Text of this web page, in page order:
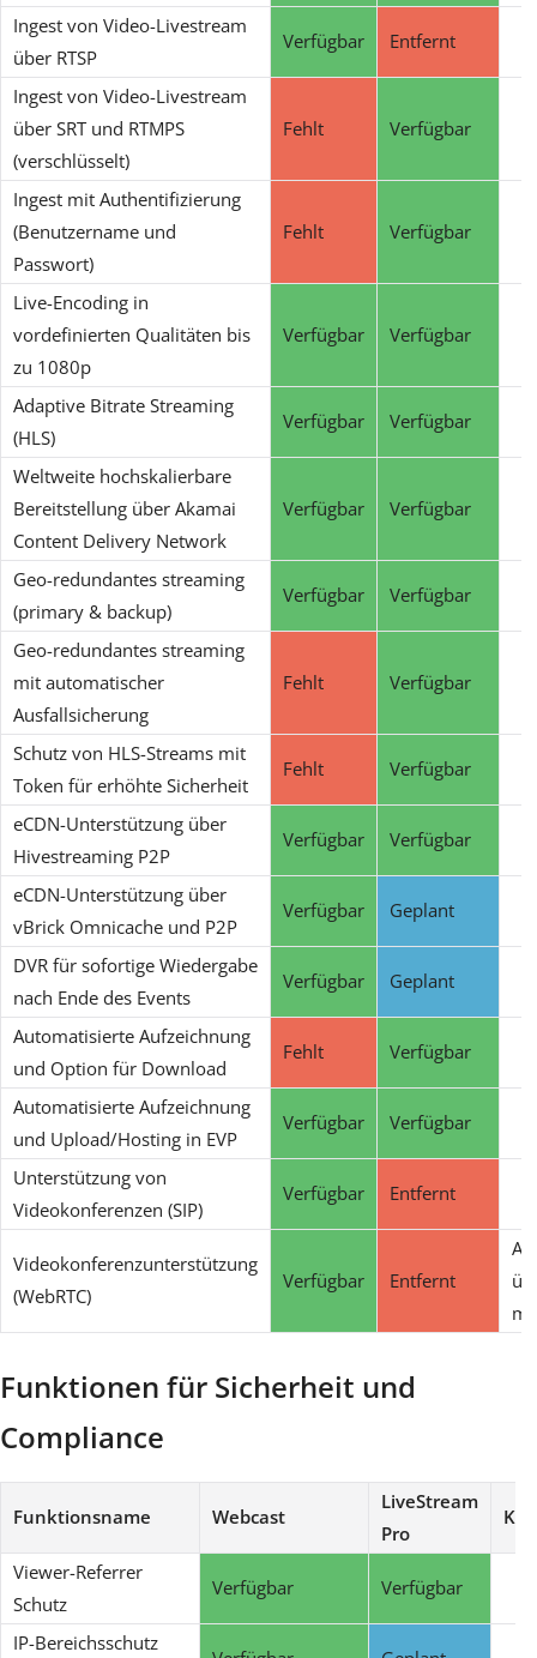
Ingest von Video-Livestream
über RTSP
Verfügbar Entfernt
Ingest von Video-Livestream
über SRT und RTMPS
(verschlüsselt)
Fehlt Verfügbar
Ingest mit Authentifizierung
(Benutzername und
Passwort)
Fehlt Verfügbar
Live-Encoding in
vordefinierten Qualitäten bis
zu 1080p
Verfügbar Verfügbar
Adaptive Bitrate Streaming
(HLS)
Verfügbar Verfügbar
Weltweite hochskalierbare
Bereitstellung über Akamai
Content Delivery Network
Verfügbar Verfügbar
Geo-redundantes streaming
(primary & backup)
Verfügbar Verfügbar
Geo-redundantes streaming
mit automatischer
Ausfallsicherung
Fehlt Verfügbar
Schutz von HLS-Streams mit
Token für erhöhte Sicherheit
Fehlt Verfügbar
eCDN-Unterstützung über
Hivestreaming P2P
Verfügbar Verfügbar
eCDN-Unterstützung über
vBrick Omnicache und P2P
Verfügbar Geplant
DVR für sofortige Wiedergabe
nach Ende des Events
Verfügbar Geplant
Automatisierte Aufzeichnung
und Option für Download
Fehlt Verfügbar
Automatisierte Aufzeichnung
und Upload/Hosting in EVP
Verfügbar Verfügbar
Unterstützung von
Videokonferenzen (SIP)
Verfügbar Entfernt
Videokonferenzunterstützung
(WebRTC)
Verfügbar Entfernt
Funktionen für Sicherheit und
Compliance
Funktionsname Webcast
LiveStream
Pro
Viewer-Referrer
Schutz
Verfügbar Verfügbar
IP-Bereichsschutz